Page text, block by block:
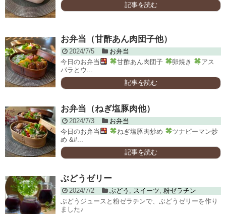
記事を読む
お弁当（甘酢あん肉団子他）
2024/7/5
お弁当
今日のお弁当
甘酢あん肉団子 卵焼き
アス
パラとウ...
記事を読む
お弁当（ねぎ塩豚肉他）
2024/7/3
お弁当
今日のお弁当
ねぎ塩豚肉炒め
ツナピーマン炒
め &#...
記事を読む
ぶどうゼリー
2024/7/2 ぶどう スイーツ 粉ゼラチン
ぶどうジュースと粉ゼラチンで、ぶどうゼリーを作り
ました♪